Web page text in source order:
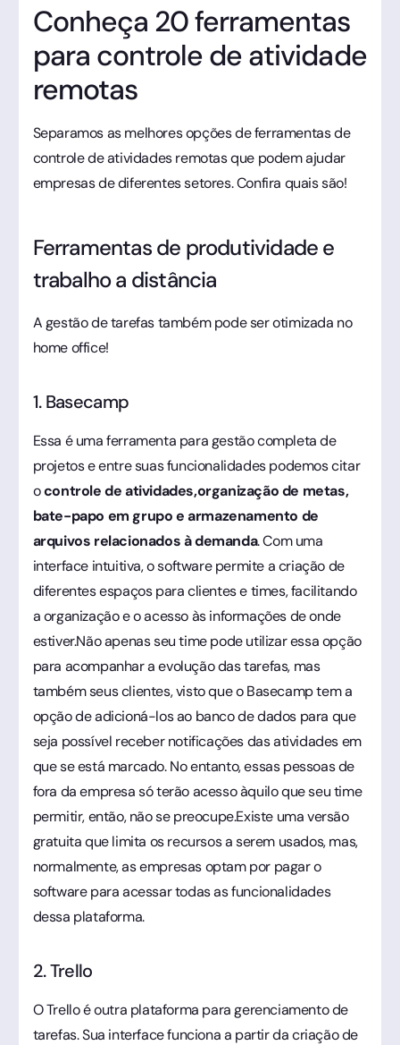
Conheça 20 ferramentas
para controle de atividade
remotas
Separamos as melhores opções de ferramentas de
controle de atividades remotas que podem ajudar
empresas de diferentes setores. Confira quais são!
Ferramentas de produtividade e
trabalho a distância
A gestão de tarefas também pode ser otimizada no
home office!
1. Basecamp
Essa é uma ferramenta para gestão completa de
projetos e entre suas funcionalidades podemos citar
ocontrole de atividades,organização de metas,
bate-papo em grupo e armazenamento de
arquivos relacionados à demanda. Com uma
interface intuitiva, o software permite a criação de
diferentes espaços para clientes e times, facilitando
a organização e o acesso às informações de onde
estiver.Não apenas seu time pode utilizar essa opção
para acompanhar a evolução das tarefas, mas
também seus clientes, visto que o Basecamp tem a
opção de adicioná-los ao banco de dados para que
seja possível receber notificações das atividades em
que se está marcado. No entanto, essas pessoas de
fora da empresa só terão acesso àquilo que seu time
permitir, então, não se preocupe.Existe uma versão
gratuita que limita os recursos a serem usados, mas,
normalmente, as empresas optam por pagar o
software para acessar todas as funcionalidades
dessa plataforma.
2. Trello
O Trello é outra plataforma para gerenciamento de
tarefas. Sua interface funciona a partir da criação de